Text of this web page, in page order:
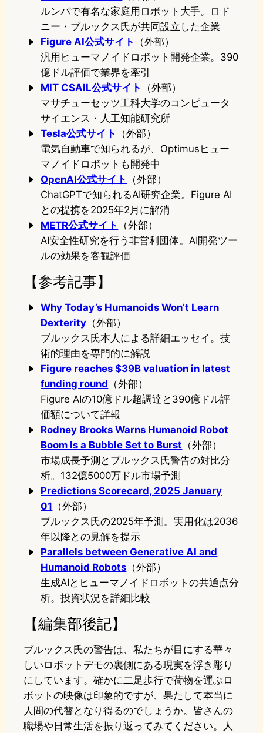
ルンバで有名な家庭用ロボット大手。ロド
ニー・ブルックス氏が共同設立した企業
Figure AI公式サイト
（外部）
汎用ヒューマノイドロボット開発企業。390
億ドル評価で業界を牽引
MIT CSAIL公式サイト
（外部）
マサチューセッツ工科大学のコンピュータ
サイエンス・人工知能研究所
Tesla公式サイト
（外部）
電気自動車で知られるが、Optimusヒュー
マノイドロボットも開発中
OpenAI公式サイト
（外部）
ChatGPTで知られるAI研究企業。Figure AI
との提携を2025年2月に解消
METR公式サイト
（外部）
AI安全性研究を行う非営利団体。AI開発ツー
ルの効果を客観評価
【参考記事】
Why Today’s Humanoids Won’t Learn
Dexterity （外部）
ブルックス氏本人による詳細エッセイ。技
術的理由を専門的に解説
Figure reaches $39B valuation in latest
funding round （外部）
Figure AIの10億ドル超調達と390億ドル評
価額について詳報
Rodney Brooks Warns Humanoid Robot
Boom Is a Bubble Set to Burst （外部）
市場成長予測とブルックス氏警告の対比分
析。132億5000万ドル市場予測
Predictions Scorecard, 2025 January
01 （外部）
ブルックス氏の2025年予測。実用化は2036
年以降との見解を提示
Parallels between Generative AI and
Humanoid Robots （外部）
生成AIとヒューマノイドロボットの共通点分
析。投資状況を詳細比較
【編集部後記】
ブルックス氏の警告は、私たちが目にする華々
しいロボットデモの裏側にある現実を浮き彫り
にしています。確かに二足歩行で荷物を運ぶロ
ボットの映像は印象的ですが、果たして本当に
人間の代替となり得るのでしょうか。皆さんの
職場や日常生活を振り返ってみてください。人